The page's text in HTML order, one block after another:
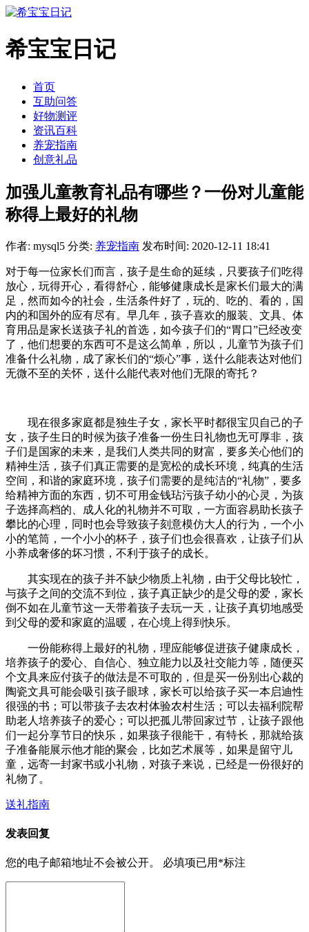
希宝宝日记
首页
互助问答
好物测评
资讯百科
养宠指南
创意礼品
加强儿童教育礼品有哪些？一份对儿童能
称得上最好的礼物
作者: mysql5 分类: 养宠指南 发布时间: 2020-12-11 18:41
对于每一位家长们而言，孩子是生命的延续，只要孩子们吃得
放心，玩得开心，看得舒心，能够健康成长是家长们最大的满
足，然而如今的社会，生活条件好了，玩的、吃的、看的，国
内的和国外的应有尽有。早几年，孩子喜欢的服装、文具、体
育用品是家长送孩子礼的首选，如今孩子们的“胃口”已经改变
了，他们想要的东西可不是这么简单，所以，儿童节为孩子们
准备什么礼物，成了家长们的“烦心”事，送什么能表达对他们
无微不至的关怀，送什么能代表对他们无限的寄托？
现在很多家庭都是独生子女，家长平时都很宝贝自己的子
女，孩子生日的时候为孩子准备一份生日礼物也无可厚非，孩
子们是国家的未来，是我们人类共同的财富，要多关心他们的
精神生活，孩子们真正需要的是宽松的成长环境，纯真的生活
空间，和谐的家庭环境，孩子们需要的是纯洁的“礼物”，要多
给精神方面的东西，切不可用金钱玷污孩子幼小的心灵，为孩
子选择高档的、成人化的礼物并不可取，一方面容易助长孩子
攀比的心理，同时也会导致孩子刻意模仿大人的行为，一个小
小的笔筒，一个小小的杯子，孩子们也会很喜欢，让孩子们从
小养成奢侈的坏习惯，不利于孩子的成长。
其实现在的孩子并不缺少物质上礼物，由于父母比较忙，
与孩子之间的交流不到位，孩子真正缺少的是父母的爱，家长
倒不如在儿童节这一天带着孩子去玩一天，让孩子真切地感受
到父母的爱和家庭的温暖，在心境上得到快乐。
一份能称得上最好的礼物，理应能够促进孩子健康成长，
培养孩子的爱心、自信心、独立能力以及社交能力等，随便买
个文具来应付孩子的做法是不可取的，但是买一份别出心裁的
陶瓷文具可能会吸引孩子眼球，家长可以给孩子买一本启迪性
很强的书；可以带孩子去农村体验农村生活；可以去福利院帮
助老人培养孩子的爱心；可以把孤儿带回家过节，让孩子跟他
们一起分享节日的快乐，如果孩子很能干，有特长，那就给孩
子准备能展示他才能的聚会，比如艺术展等，如果是留守儿
童，远寄一封家书或小礼物，对孩子来说，已经是一份很好的
礼物了。
送礼指南
发表回复
您的电子邮箱地址不会被公开。 必填项已用 *标注